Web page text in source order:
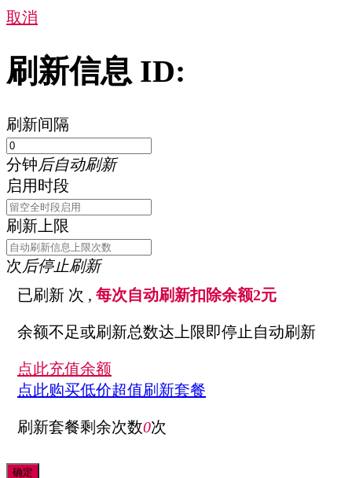
取消
刷新信息 ID:
刷新间隔
分钟后自动刷新
启用时段
刷新上限
次 后停止刷新
已刷新 次 , 每次自动刷新扣除余额2元
余额不足或刷新总数达上限即停止自动刷新
点此充值余额
点此购买低价超值刷新套餐
刷新套餐剩余次数0次